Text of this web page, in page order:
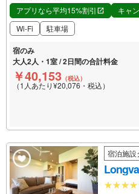
アプリなら平均15%割引
キャ
Wi-Fi
駐車場
宿のみ
大人2人・1室 / 2日間の合計料金
￥40,153 （税込）
（1人あたり¥20,076・税込）
宿泊施設